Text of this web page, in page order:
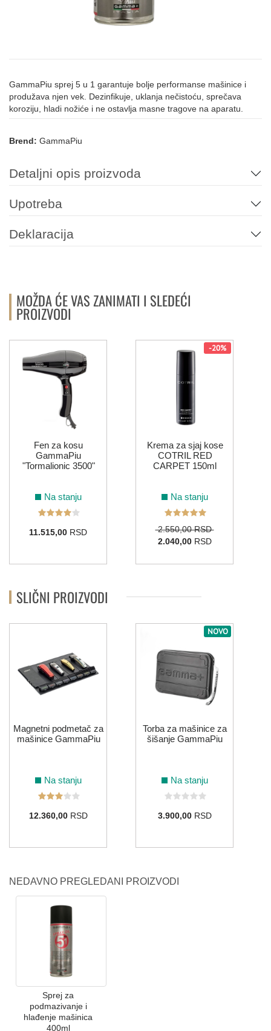
GammaPiu sprej 5 u 1 garantuje bolje performanse mašinice i
produžava njen vek. Dezinfikuje, uklanja nečistoću, sprečava
koroziju, hladi nožiće i ne ostavlja masne tragove na aparatu.
Brend: GammaPiu
Detaljni opis proizvoda
Upotreba
Deklaracija
MOŽDA ĆE VAS ZANIMATI I SLEDEĆI
PROIZVODI
Fen za kosu
GammaPiu
"Tormalionic 3500"
Na stanju
11.515,00 RSD
-20%
Krema za sjaj kose
COTRIL RED
CARPET 150ml
Na stanju
2.550,00 RSD
2.040,00RSD
SLIČNI PROIZVODI
Magnetni podmetač za
mašinice GammaPiu
Na stanju
12.360,00RSD
NOVO
Torba za mašinice za
šišanje GammaPiu
Na stanju
3.900,00RSD
NEDAVNO PREGLEDANI PROIZVODI
Sprej za
podmazivanje i
hlađenje mašinica
400ml